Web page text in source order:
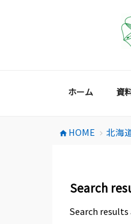
ホーム 資
home HOME chevron_right 北海
Search
Search